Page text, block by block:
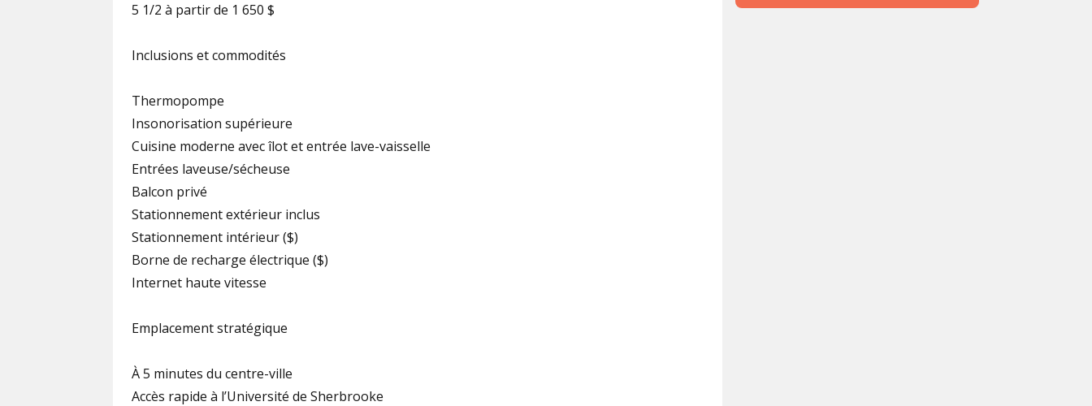
5 1/2 à partir de 1 650 $
Inclusions et commodités
Thermopompe
Insonorisation supérieure
Cuisine moderne avec îlot et entrée lave-vaisselle
Entrées laveuse/sécheuse
Balcon privé
Stationnement extérieur inclus
Stationnement intérieur ($)
Borne de recharge électrique ($)
Internet haute vitesse
Emplacement stratégique
À 5 minutes du centre-ville
Accès rapide à l’Université de Sherbrooke